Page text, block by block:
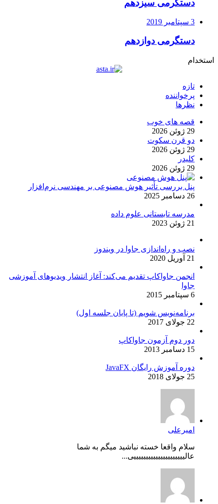
دستگرمی سیزدهم
3 سپتامبر 2019
دستگرمی دوازدهم
استخدام
تازه
پرخواننده
نظرها
قصه های خوب
29 ژوئن 2026
دو قرن سکوت
29 ژوئن 2026
کلیدر
29 ژوئن 2026
پنل بررسی تأثیر هوش مصنوعی بر مهندسی نرم‌افزار
26 دسامبر 2025
مدرسه تابستانی علوم داده
21 ژوئن 2023
نصب و راه‌اندازی جاوا در ویندوز
21 آوریل 2020
انجمن جاواکاپ تقدیم می‌کند: آغاز انتشار ویدیوهای آموزشی
جاوا
6 سپتامبر 2015
برنامه‌نویس شویم (تا پایان جلسه اول)
22 جولای 2017
دور دوم آزمون جاواکاپ
15 دسامبر 2013
دوره آموزش رایگان JavaFX
25 جولای 2018
امیرعلی
سلام واقعا خسته نباشید میگم به شما
عالیییییییییییییییییییییی...